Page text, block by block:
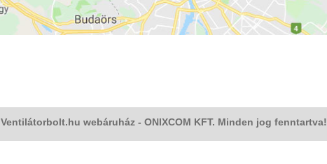
Ventilátorbolt.hu webáruház - ONIXCOM KFT. Minden jog fenntartva!